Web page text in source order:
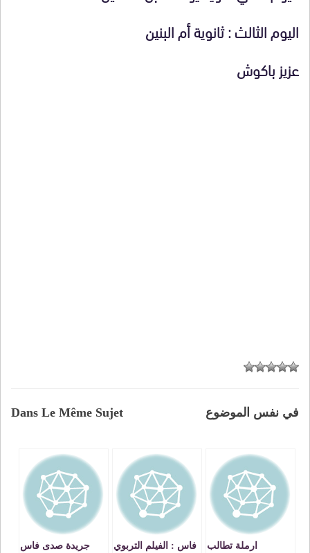
اليوم الثالث: ثانوية أم البنين
عزيز باكوش
Dans Le Même Sujet في نفس الموضوع
ارملة تطالب
فاس : الفيلم التربوي
جريدة صدى فاس